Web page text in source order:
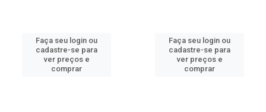
Faça seu login ou
cadastre-se para
ver preços e
comprar
Faça seu login ou
cadastre-se para
ver preços e
comprar